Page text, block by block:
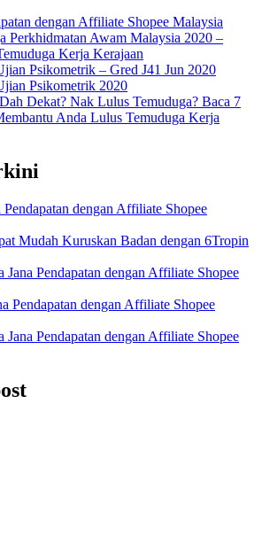
dengan Affiliate Shopee Malaysia
Perkhidmatan Awam Malaysia 2020 –
Kerja Kerajaan
Psikometrik – Gred J41 Jun 2020
Psikometrik 2020
Dekat? Nak Lulus Temuduga? Baca 7
Anda Lulus Temuduga Kerja
Pendapatan dengan Affiliate Shopee
Mudah Kuruskan Badan dengan 6Tropin
Jana Pendapatan dengan Affiliate Shopee
Pendapatan dengan Affiliate Shopee
Jana Pendapatan dengan Affiliate Shopee